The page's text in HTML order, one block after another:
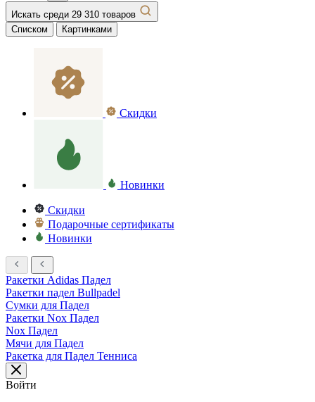
Искать среди 29 310 товаров
Списком
Картинками
Скидки
Новинки
Скидки
Подарочные сертификаты
Новинки
Ракетки Adidas Падел
Ракетки падел Bullpadel
Сумки для Падел
Ракетки Nox Падел
Nox Падел
Мячи для Падел
Ракетка для Падел Тенниса
Войти